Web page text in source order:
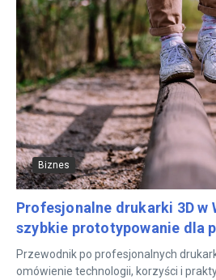
Biznes
Profesjonalne drukarki 3D w
szybkie prototypowanie dla
Przewodnik po profesjonalnych
omówienie technologii, korzyści i